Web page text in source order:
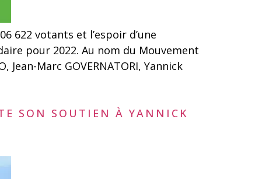
622 votants et l’espoir d’une
pour 2022. Au nom du Mouvement
Marc GOVERNATORI, Yannick
SON SOUTIEN À YANNICK